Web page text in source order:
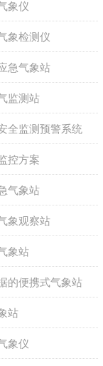
象仪
象检测仪
急气象站
监测站
全监测预警系统
控方案
气象站
象观察站
象站
的便携式气象站
站
象仪